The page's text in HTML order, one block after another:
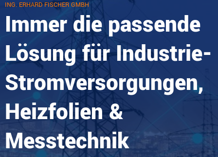
ING. ERHARD FISCHER GMBH
Immer die passende
Lösung für Industrie-
Stromversorgungen,
Heizfolien &
Messtechnik